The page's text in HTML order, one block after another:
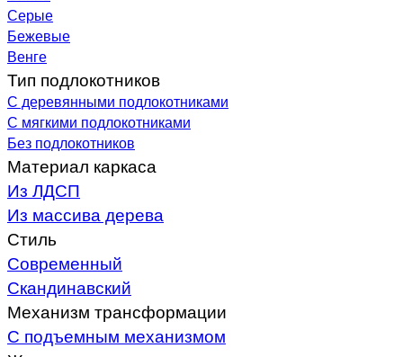
Серые
Бежевые
Венге
Тип подлокотников
С деревянными подлокотниками
С мягкими подлокотниками
Без подлокотников
Материал каркаса
Из ЛДСП
Из массива дерева
Стиль
Современный
Скандинавский
Механизм трансформации
С подъемным механизмом